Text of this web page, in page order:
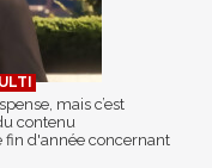
mais c’est
contenu
fin d'année concernant